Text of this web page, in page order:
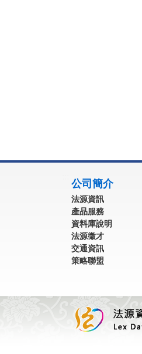
公司簡介
法源資訊
產品服務
資料庫說明
法源徵才
交通資訊
策略聯盟